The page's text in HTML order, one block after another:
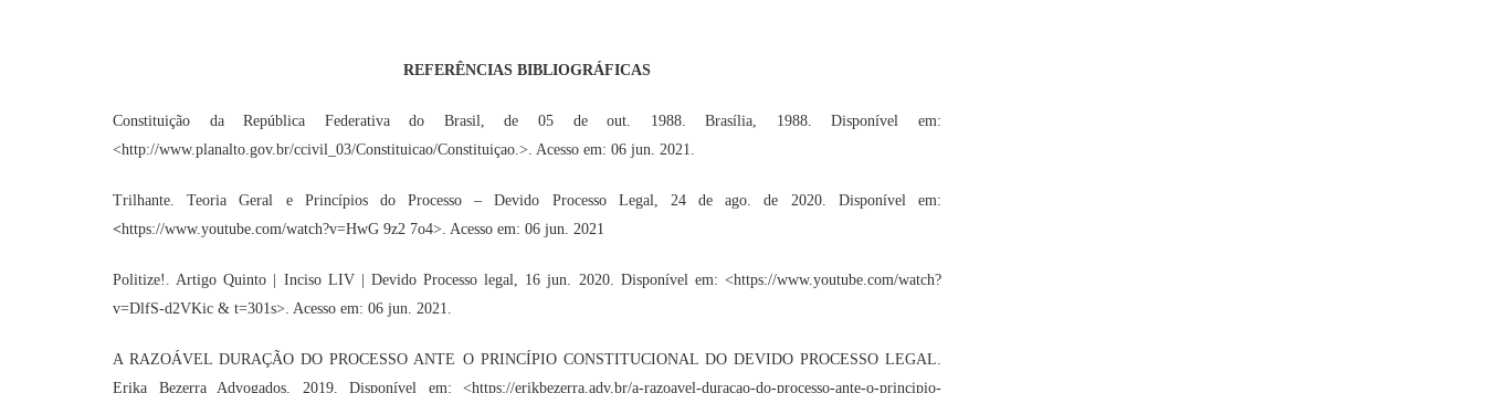
REFERÊNCIAS BIBLIOGRÁFICAS
Constituição da República Federativa do Brasil, de 05 de out. 1988. Brasília, 1988. Disponível em:
<http://www.planalto.gov.br/ccivil_03/Constituicao/Constituiçao.>. Acesso em: 06 jun. 2021.
Trilhante. Teoria Geral e Princípios do Processo – Devido Processo Legal, 24 de ago. de 2020. Disponível em:
<https://www.youtube.com/watch?v=HwG 9z2 7o4>. Acesso em: 06 jun. 2021
Politize!. Artigo Quinto | Inciso LIV | Devido Processo legal, 16 jun. 2020. Disponível em:<https://www.youtube.com/watch?
v=DlfS-d2VKic & t=301s>. Acesso em: 06 jun. 2021.
A RAZOÁVEL DURAÇÃO DO PROCESSO ANTE O PRINCÍPIO CONSTITUCIONAL DO DEVIDO PROCESSO LEGAL.
Erika Bezerra Advogados. 2019. Disponível em: <https://erikbezerra.adv.br/a-razoavel-duracao-do-processo-ante-o-principio-